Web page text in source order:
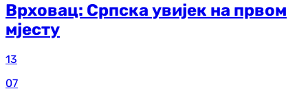
Врховац: Српска увијек на првом
мјесту
13
07